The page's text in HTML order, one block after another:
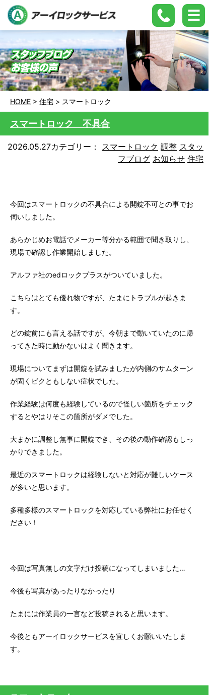
HOME > 住宅 > スマートロック
スマートロック 不具合
2026.05.27カテゴリー： スマートロック 調整 スタッ
フブログ お知らせ 住宅
今回はスマートロックの不具合による開錠不可との事でお
伺いしました。
あらかじめお電話でメーカー等分かる範囲で聞き取りし、
現場で確認し作業開始しました。
アルファ社のedロックプラスがついていました。
こちらはとても優れ物ですが、たまにトラブルが起きま
す。
どの錠前にも言える話ですが、今朝まで動いていたのに帰
ってきた時に動かないはよく聞きます。
現場についてまずは開錠を試みましたが内側のサムターン
が固くビクともしない症状でした。
作業経験は何度も経験しているので怪しい箇所をチェック
するとやはりそこの箇所がダメでした。
大まかに調整し無事に開錠でき、その後の動作確認もしっ
かりできました。
最近のスマートロックは経験しないと対応が難しいケース
が多いと思います。
多種多様のスマートロックを対応している弊社にお任せく
ださい！
今回は写真無しの文字だけ投稿になってしまいました…
今後も写真があったりなかったり
たまには作業員の一言など投稿されると思います。
今後ともアーイロックサービスを宜しくお願いいたしま
す。